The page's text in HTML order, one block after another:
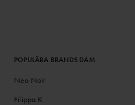
POPULÄRA BRANDS DAM
Neo Noir
Filippa K